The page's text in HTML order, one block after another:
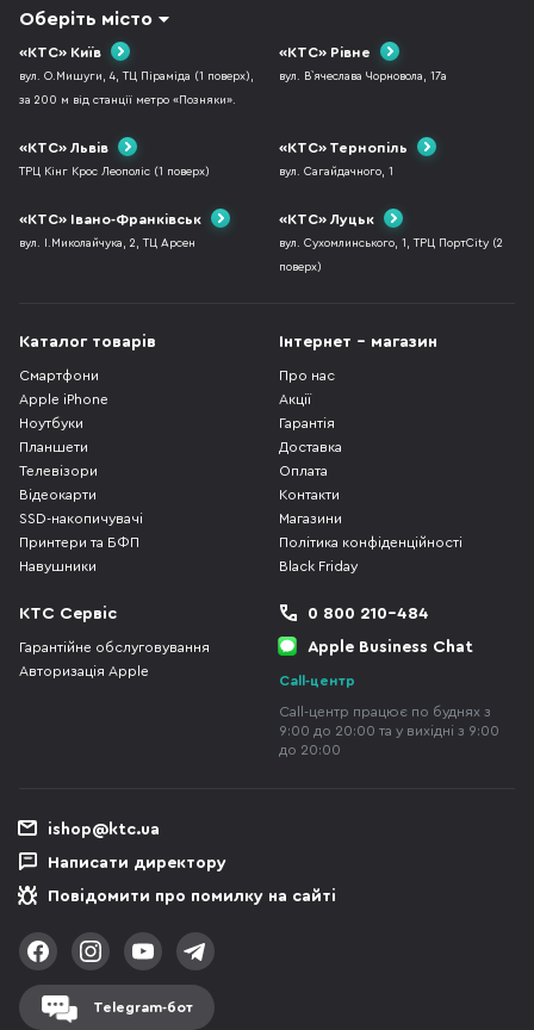
Оберіть місто
«КТС» Київ
вул. О.Мишуги, 4, ТЦ Піраміда (1 поверх),
за 200 м від станції метро «Позняки».
«КТС» Рівне
вул. В`ячеслава Чорновола, 17а
«КТС» Львів
ТРЦ Кінг Крос Леополіс (1 поверх)
«КТС» Тернопіль
вул. Сагайдачного, 1
«КТС» Івано-Франківськ
вул. І.Миколайчука, 2, ТЦ Арсен
«КТС» Луцьк
вул. Сухомлинського, 1, ТРЦ ПортCity (2
поверх)
Каталог товарів
Смартфони
Apple iPhone
Ноутбуки
Планшети
Телевізори
Відеокарти
SSD-накопичувачі
Принтери та БФП
Навушники
Інтернет - магазин
Про нас
Акції
Гарантія
Доставка
Оплата
Контакти
Магазини
Політика конфіденційності
Black Friday
КТС Сервіс
Гарантійне обслуговування
Авторизація Apple
0 800 210-484
Apple Business Chat
Call-центр
Call-центр працює по буднях з
9:00 до 20:00 та у вихідні з 9:00
до 20:00
ishop@ktc.ua
Написати директору
Повідомити про помилку на сайті
Telegram-бот